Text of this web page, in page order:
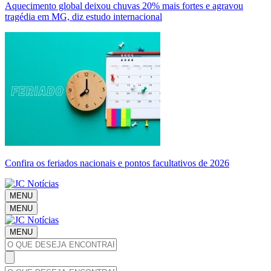
Aquecimento global deixou chuvas 20% mais fortes e agravou
tragédia em MG, diz estudo internacional
Confira os feriados nacionais e pontos facultativos de 2026
MENU
MENU
MENU